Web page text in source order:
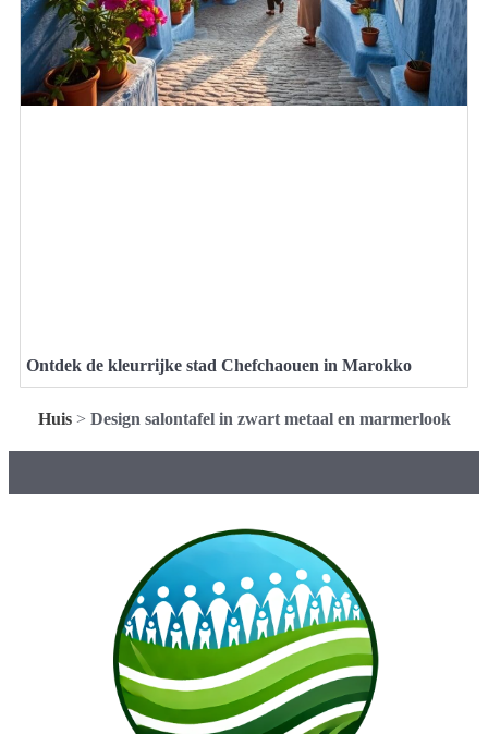
Ontdek de kleurrijke stad Chefchaouen in Marokko
Huis> Design salontafel in zwart metaal en marmerlook